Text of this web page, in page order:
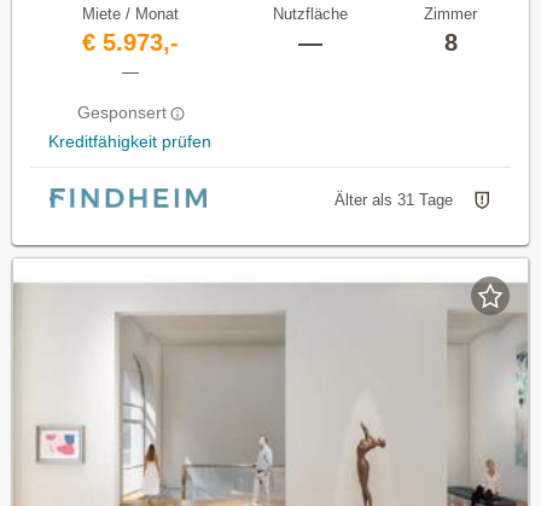
Miete / Monat
€ 5.973,-
—
Gesponsert
Kreditfähigkeit prüfen
Nutzfläche
—
Zimmer
8
Älter als 31 Tage